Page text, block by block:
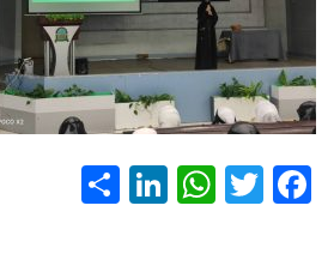
F
ac
T
wi
W
h
Li
nk